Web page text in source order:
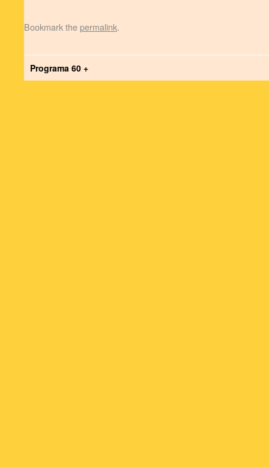
Bookmark thepermalink.
Programa 60 +